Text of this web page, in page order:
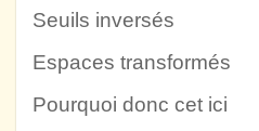
Seuils inversés
Espaces transformés
Pourquoi donc cet ici